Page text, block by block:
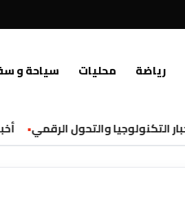
رياضة محليات سياحة و
والتحول الرقمي أخبار